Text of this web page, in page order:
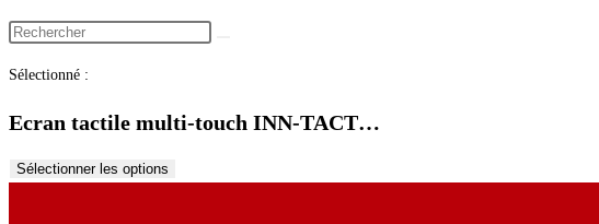
Sélectionné :
Ecran tactile multi-touch INN-TACT…
Sélectionner les options